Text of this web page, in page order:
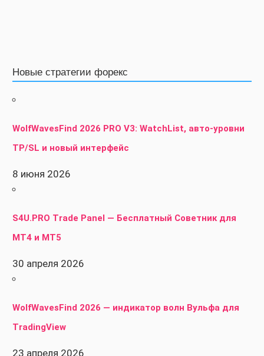
Новые стратегии форекс
WolfWavesFind 2026 PRO V3: WatchList, авто-уровни
TP/SL и новый интерфейс
8 июня 2026
S4U.PRO Trade Panel — Бесплатный Советник для
MT4 и MT5
30 апреля 2026
WolfWavesFind 2026 — индикатор волн Вульфа для
TradingView
23 апреля 2026